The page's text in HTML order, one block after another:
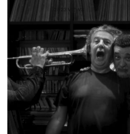
2823 VIEWS